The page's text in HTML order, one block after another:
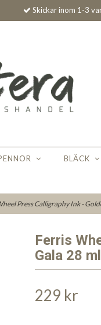
Skickar inom 1-3
BLÄCK
Press Calligraphy Ink -
Ferris
Gala 28 ml
229 kr